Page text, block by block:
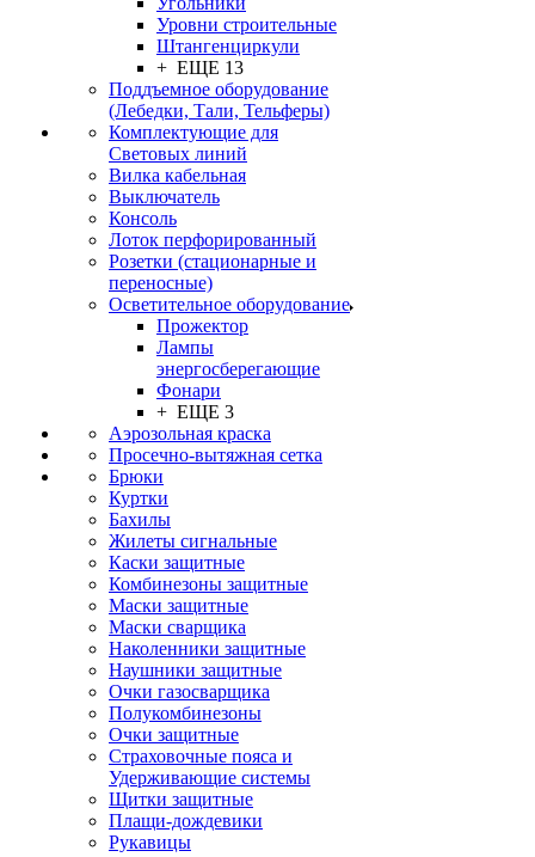
Уровни строительные
Штангенциркули
+ ЕЩЕ 13
Поддъемное оборудование
(Лебедки, Тали, Тельферы)
Комплектующие для
Световых линий
Вилка кабельная
Выключатель
Консоль
Лоток перфорированный
Розетки (стационарные и
переносные)
Осветительное оборудование
Прожектор
Лампы
энергосберегающие
Фонари
+ ЕЩЕ 3
Аэрозольная краска
Просечно-вытяжная сетка
Брюки
Куртки
Бахилы
Жилеты сигнальные
Каски защитные
Комбинезоны защитные
Маски защитные
Маски сварщика
Наколенники защитные
Наушники защитные
Очки газосварщика
Полукомбинезоны
Очки защитные
Страховочные пояса и
Удерживающие системы
Щитки защитные
Плащи-дождевики
Рукавицы